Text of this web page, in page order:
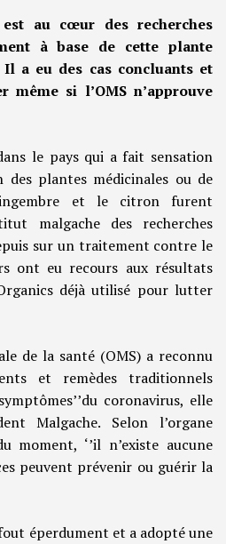
au cœur des recherches
à base de cette plante
a eu des cas concluants et
même si l’OMS n’approuve
le pays qui a fait sensation
plantes médicinales ou de
et le citron furent
malgache des recherches
sur un traitement contre le
ont eu recours aux résultats
déjà utilisé pour lutter
de la santé (OMS) a reconnu
et remèdes traditionnels
coronavirus, elle
Malgache. Selon l’organe
moment, ‘’il n’existe aucune
peuvent prévenir ou guérir la
éperdument et a adopté une